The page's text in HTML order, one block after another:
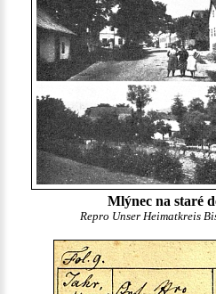
Mlýnec na staré
Repro Unser Heimatkreis